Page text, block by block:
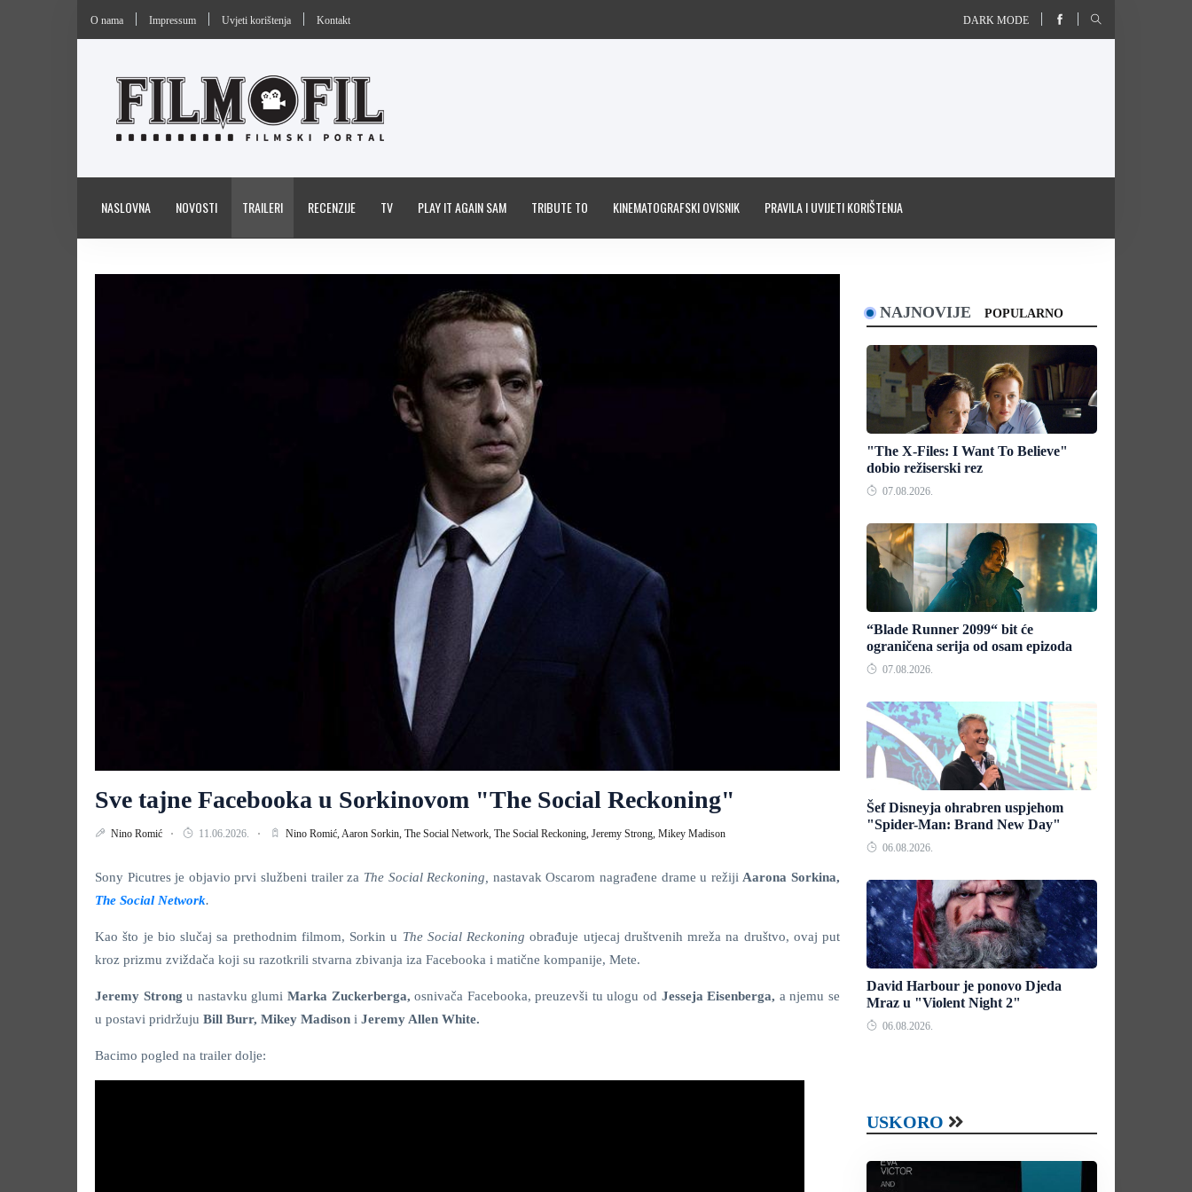
O nama Impressum Uvjeti korištenja Kontakt DARK MODE
NASLOVNA NOVOSTI TRAILERI RECENZIJE TV PLAY IT AGAIN SAM TRIBUTE TO KINEMATOGRAFSKI OVISNIK PRAVILA I UVIJETI KORIŠTENJA
Sve tajne Facebooka u Sorkinovom "The Social Reckoning"
Nino Romić 11.06.2026. Nino Romić, Aaron Sorkin, The Social Network, The Social Reckoning, Jeremy Strong, Mikey Madison
Sony Picutres je objavio prvi službeni trailer za The Social Reckoning, nastavak Oscarom nagrađene drame u režiji Aarona Sorkina,
The Social Network.
Kao što je bio slučaj sa prethodnim filmom, Sorkin u The Social Reckoningobrađuje utjecaj društvenih mreža na društvo, ovaj put
kroz prizmu zviždača koji su razotkrili stvarna zbivanja iza Facebooka i matične kompanije, Mete.
Jeremy Strongu nastavku glumi Marka Zuckerberga,osnivača Facebooka, preuzevši tu ulogu od Jesseja Eisenberga, a njemu se
u postavi pridržuju Bill Burr, Mikey Madison i Jeremy Allen White.
Bacimo pogled na trailer dolje:
NAJNOVIJE POPULARNO
"The X-Files: I Want To Believe"
dobio režiserski rez
07.08.2026.
“Blade Runner 2099“ bit će
ograničena serija od osam epizoda
07.08.2026.
Šef Disneyja ohrabren uspjehom
"Spider-Man: Brand New Day"
06.08.2026.
David Harbour je ponovo Djeda
Mraz u "Violent Night 2"
06.08.2026.
USKORO